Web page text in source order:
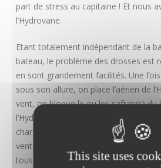
part de stress au capitaine ! Et nous
l’Hydrovane.
Etant totalement indépendant de la
bateau, le problème des drosses est
en sont grandement facilités. Une
sous son allure, on place l’aérien de
vent, on bloque le ou les safran(s) du
l’Hydrovane qui, avec son propre
charge. Les réglages pour un
vent ou pour un changement de cap
tous les régulateurs d’allure, en
This site uses